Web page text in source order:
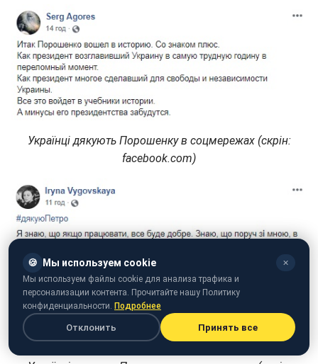
Українці дякують Порошенку в соцмережах (скрін:
facebook.com)
🍪 Мы используем cookie ✕
Мы используем файлы cookie для анализа трафика и
персонализации контента. Прочитайте нашу Политику
конфиденциальности. Подробнее
Отклонить Принять все